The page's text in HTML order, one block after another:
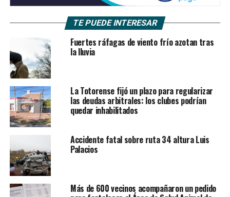
TE PUEDE INTERESAR
Fuertes ráfagas de viento frío azotan tras
la lluvia
La Totorense fijó un plazo para regularizar
las deudas arbitrales: los clubes podrían
quedar inhabilitados
Accidente fatal sobre ruta 34 altura Luis
Palacios
Más de 600 vecinos acompañaron un pedido